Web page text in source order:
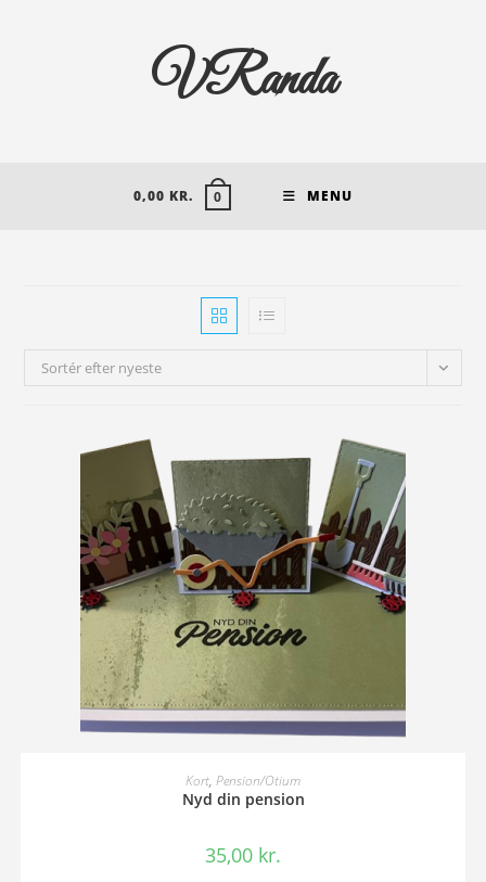
VRanda
0,00 KR. 0 MENU
Sortér efter nyeste
TILFØJ TIL KURV
Kort, Pension/Otium
Nyd din pension
35,00 kr.